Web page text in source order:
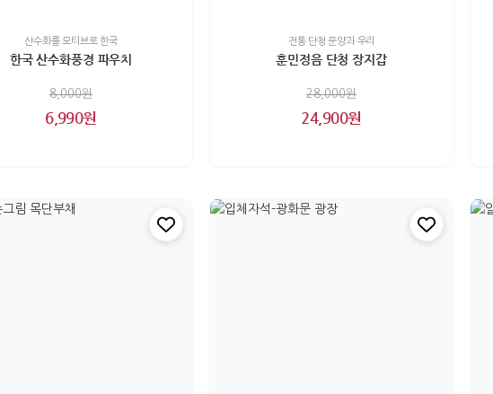
산수화를 모티브로 한국
한국 산수화풍경 파우치
8,000원
6,990원
전통 단청 문양과 우리
훈민정음 단청 장지갑
28,000원
24,900원